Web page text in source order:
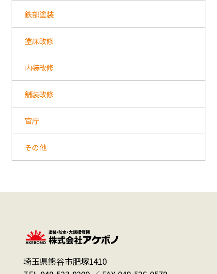
鉄部塗装
塗床改修
内装改修
舗装改修
官庁
その他
埼玉県熊谷市肥塚1410